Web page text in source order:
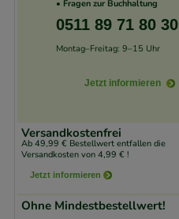
• Fragen zur Buchhaltung
0511 89 71 80 30
Montag–Freitag: 9–15 Uhr
Jetzt informieren
Versandkostenfrei
Ab 49,99 € Bestellwert entfallen die
Versandkosten von 4,99 € !
Jetzt informieren
Ohne Mindestbestellwert!